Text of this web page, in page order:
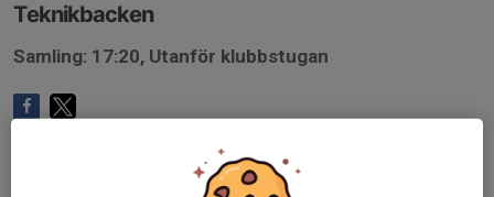
Teknikbacken
Samling: 17:20, Utanför klubbstugan